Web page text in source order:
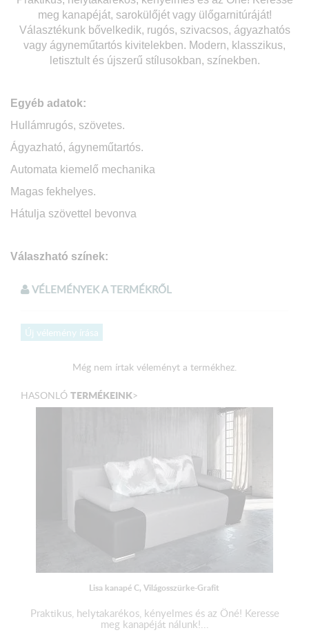
meg kanapéját, sarokülőjét vagy ülőgarnitúráját!
Választékunk bővelkedik, rugós, szivacsos, ágyazhatós
vagy ágyneműtartós kivitelekben. Modern, klasszikus,
letisztult és újszerű stílusokban, színekben.
Egyéb adatok:
Hullámrugós, szövetes.
Ágyazható, ágyneműtartós.
Automata kiemelő mechanika
Magas fekhelyes.
Hátulja szövettel bevonva
Válaszható színek:
Méretek:
Külső méret: 230 x 98 cm
Fekvőfelület: 200 x 140 cm
Ülőmagasság: 48 cm
Ülőmélység (párnával): 55 cm
A terméket elemekre bontva, csomagolva szállítjuk!
VÉLEMÉNYEK A TERMÉKRŐL
Új vélemény írása
Még nem írtak véleményt a termékhez.
HASONLÓ TERMÉKEINK>
Lisa kanapé C, Világosszürke-Grafit
Praktikus, helytakarékos, kényelmes és az Öné! Keresse
meg kanapéját nálunk!...